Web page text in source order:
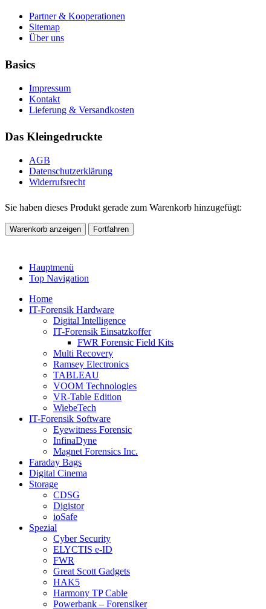
Partner & Kooperationen
Sitemap
Über uns
Basics
Impressum
Kontakt
Lieferung & Versandkosten
Das Kleingedruckte
AGB
Datenschutzerklärung
Widerrufsrecht
Sie haben dieses Produkt gerade zum Warenkorb hinzugefügt:
Warenkorb anzeigen Fortfahren
Hauptmenü
Top Navigation
Home
IT-Forensik Hardware
Digital Intelligence
IT-Forensik Einsatzkoffer
FWR Forensic Field Kits
Multi Recovery
Ramsey Electronics
TABLEAU
VOOM Technologies
VR-Table Edition
WiebeTech
IT-Forensik Software
Eyewitness Forensic
InfinaDyne
Magnet Forensics Inc.
Faraday Bags
Digital Cinema
Storage
CDSG
Digistor
ioSafe
Spezial
Cyber Security
ELYCTIS e-ID
FWR
Great Scott Gadgets
HAK5
Harmony TP Cable
Powerbank – Forensiker